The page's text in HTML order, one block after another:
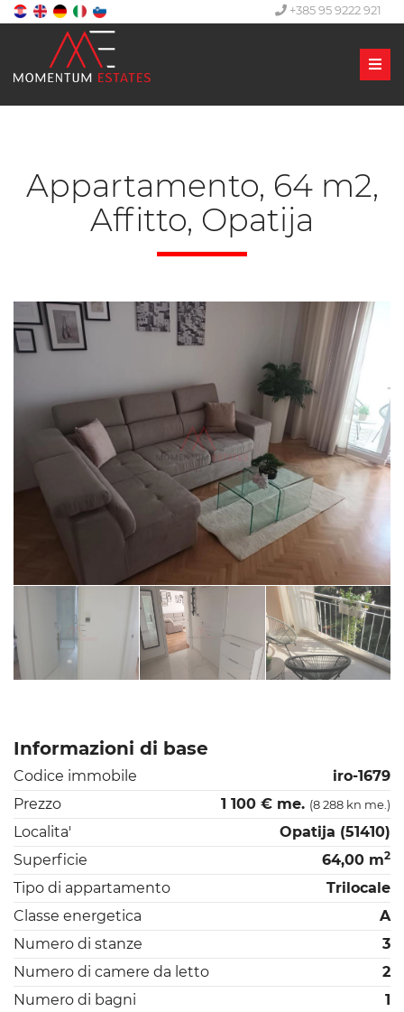
+385 95 9222 921
Appartamento, 64 m2,
Affitto, Opatija
Informazioni di base
Codice immobile
iro-1679
Prezzo
1 100 € me. (8 288 kn me.)
Localita'
Opatija (51410)
Superficie
64,00 m2
Tipo di appartamento
Trilocale
Classe energetica
A
Numero di stanze
3
Numero di camere da letto
2
Numero di bagni
1